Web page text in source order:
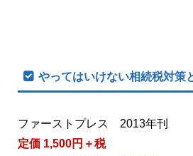
やってはいけない相続税対策
ファーストプレス 2013年刊
定価 1,500円＋税